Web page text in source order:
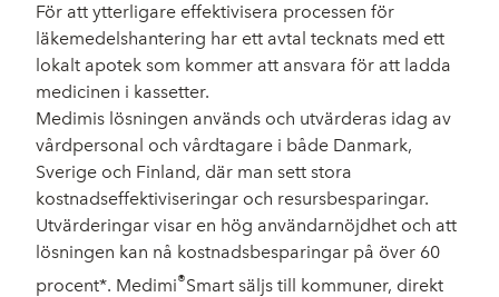
För att ytterligare effektivisera processen för
läkemedelshantering har ett avtal tecknats med ett
lokalt apotek som kommer att ansvara för att ladda
medicinen i kassetter.
Medimis lösningen används och utvärderas idag av
vårdpersonal och vårdtagare i både Danmark,
Sverige och Finland, där man sett stora
kostnadseffektiviseringar och resursbesparingar.
Utvärderingar visar en hög användarnöjdhet och att
lösningen kan nå kostnadsbesparingar på över 60
procent*. Medimi®Smart säljs till kommuner, direkt